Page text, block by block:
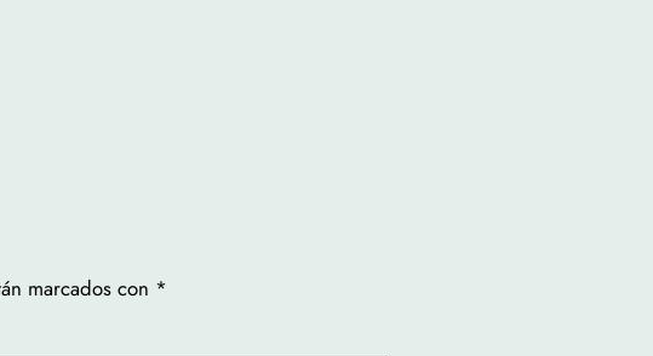
marcados con *